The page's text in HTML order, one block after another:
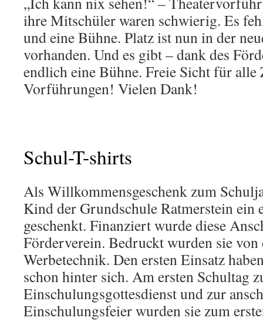
ihre Mitschüler waren schwierig. Es
und eine Bühne. Platz ist nun in der
vorhanden. Und es gibt – dank des
endlich eine Bühne. Freie Sicht für alle
Vorführungen! Vielen Dank!
Schul-T-shirts
Als Willkommensgeschenk zum
Kind der Grundschule Ratmerstein ein
geschenkt. Finanziert wurde diese
Förderverein. Bedruckt wurden sie
Werbetechnik. Den ersten Einsatz
schon hinter sich. Am ersten Schultag
Einschulungsgottesdienst und zur
Einschulungsfeier wurden sie zum